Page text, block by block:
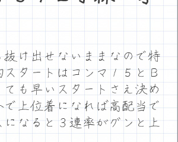
け出せないままなので特
タートはコンマ１５とＢ
も早いスタートさえ決め
上位着になれば高配当で
なると３連率がグンと上